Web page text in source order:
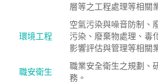
層等之工程處理等相關
環境工程
空氣污染與噪音防制、
污染、廢棄物處理、毒
影響評估與管理等相關
職安衛生
職業安全衛生之規劃、
務。